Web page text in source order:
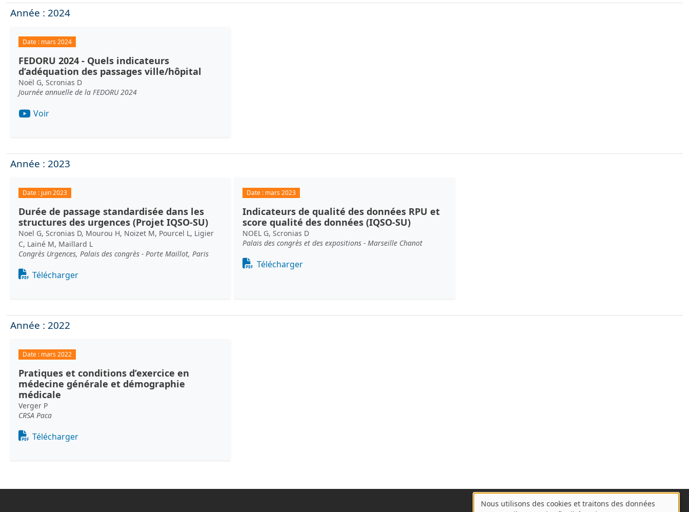
Année : 2024
Date : mars 2024
FEDORU 2024 - Quels indicateurs
d’adéquation des passages ville/hôpital
Noël G, Scronias D
Journée annuelle de la FEDORU 2024
Voir
Année : 2023
Date : juin 2023
Durée de passage standardisée dans les
structures des urgences (Projet IQSO-SU)
Noel G, Scronias D, Mourou H, Noizet M, Pourcel L, Ligier
C, Lainé M, Maillard L
Congrès Urgences, Palais des congrès - Porte Maillot, Paris
Document
Télécharger
Date : mars 2023
Indicateurs de qualité des données RPU et
score qualité des données (IQSO-SU)
NOEL G, Scronias D
Palais des congrès et des expositions - Marseille Chanot
Document
Télécharger
Année : 2022
Date : mars 2022
Pratiques et conditions d’exercice en
médecine générale et démographie
médicale
Verger P
CRSA Paca
Document
Télécharger
Nous utilisons des cookies et traitons des données